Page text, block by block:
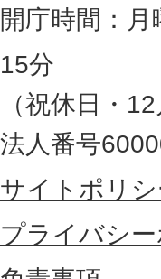
岡
県
の
最
東
部
に
開庁時間：
15分
（祝休日・
法人番号
サイトポリシ
プライバシ